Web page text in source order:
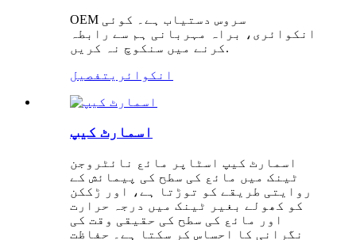
OEM سروس دستیاب ہے۔ کوئی
انکوائری، براہ مہربانی ہم سے رابطہ
کرنے میں سنکوچ نہ کریں.
انکوائری تفصیل
اسمارٹ کیپ
اسمارٹ کیپ اسٹاپر مائع نائٹروجن
ٹینک میں مائع کی سطح کی پیمائش کے
روایتی طریقے کو توڑتا ہے، اور ڑککن
کو کھولے بغیر ٹینک میں درجہ حرارت
اور مائع کی سطح کی حقیقی وقت کی
نگرانی کا احساس کر سکتا ہے۔ حفاظت